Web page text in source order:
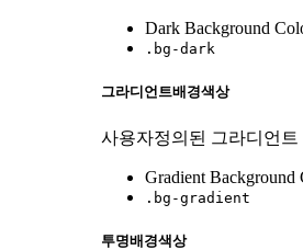
Dark Background
.bg-dark
그라디언트배경색상
사용자정의된 그라디언
Gradient Background
.bg-gradient
투명배경색상